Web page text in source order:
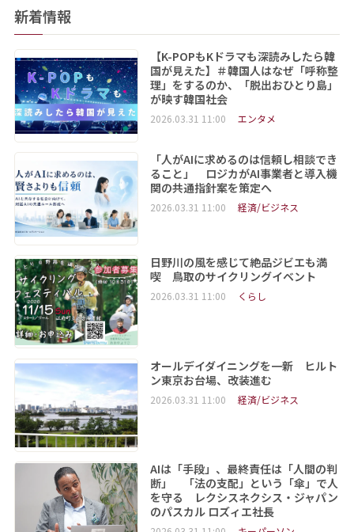
新着情報
【K-POPもKドラマも深読みしたら韓
国が見えた】＃韓国人はなぜ「呼称整
理」をするのか、「脱出おひとり島」
が映す韓国社会
2026.03.31 11:00 エンタメ
「人がAIに求めるのは信頼し相談でき
ること」 ロジカがAI事業者と導入機
関の共通指針案を策定へ
2026.03.31 11:00 経済/ビジネス
日野川の風を感じて絶品ジビエも満
喫 鳥取のサイクリングイベント
2026.03.31 11:00 くらし
オールデイダイニングを一新 ヒルト
ン東京お台場、改装進む
2026.03.31 11:00 経済/ビジネス
AIは「手段」、最終責任は「人間の判
断」 「法の支配」という「傘」で人
を守る レクシスネクシス・ジャパン
のパスカル ロズィエ社長